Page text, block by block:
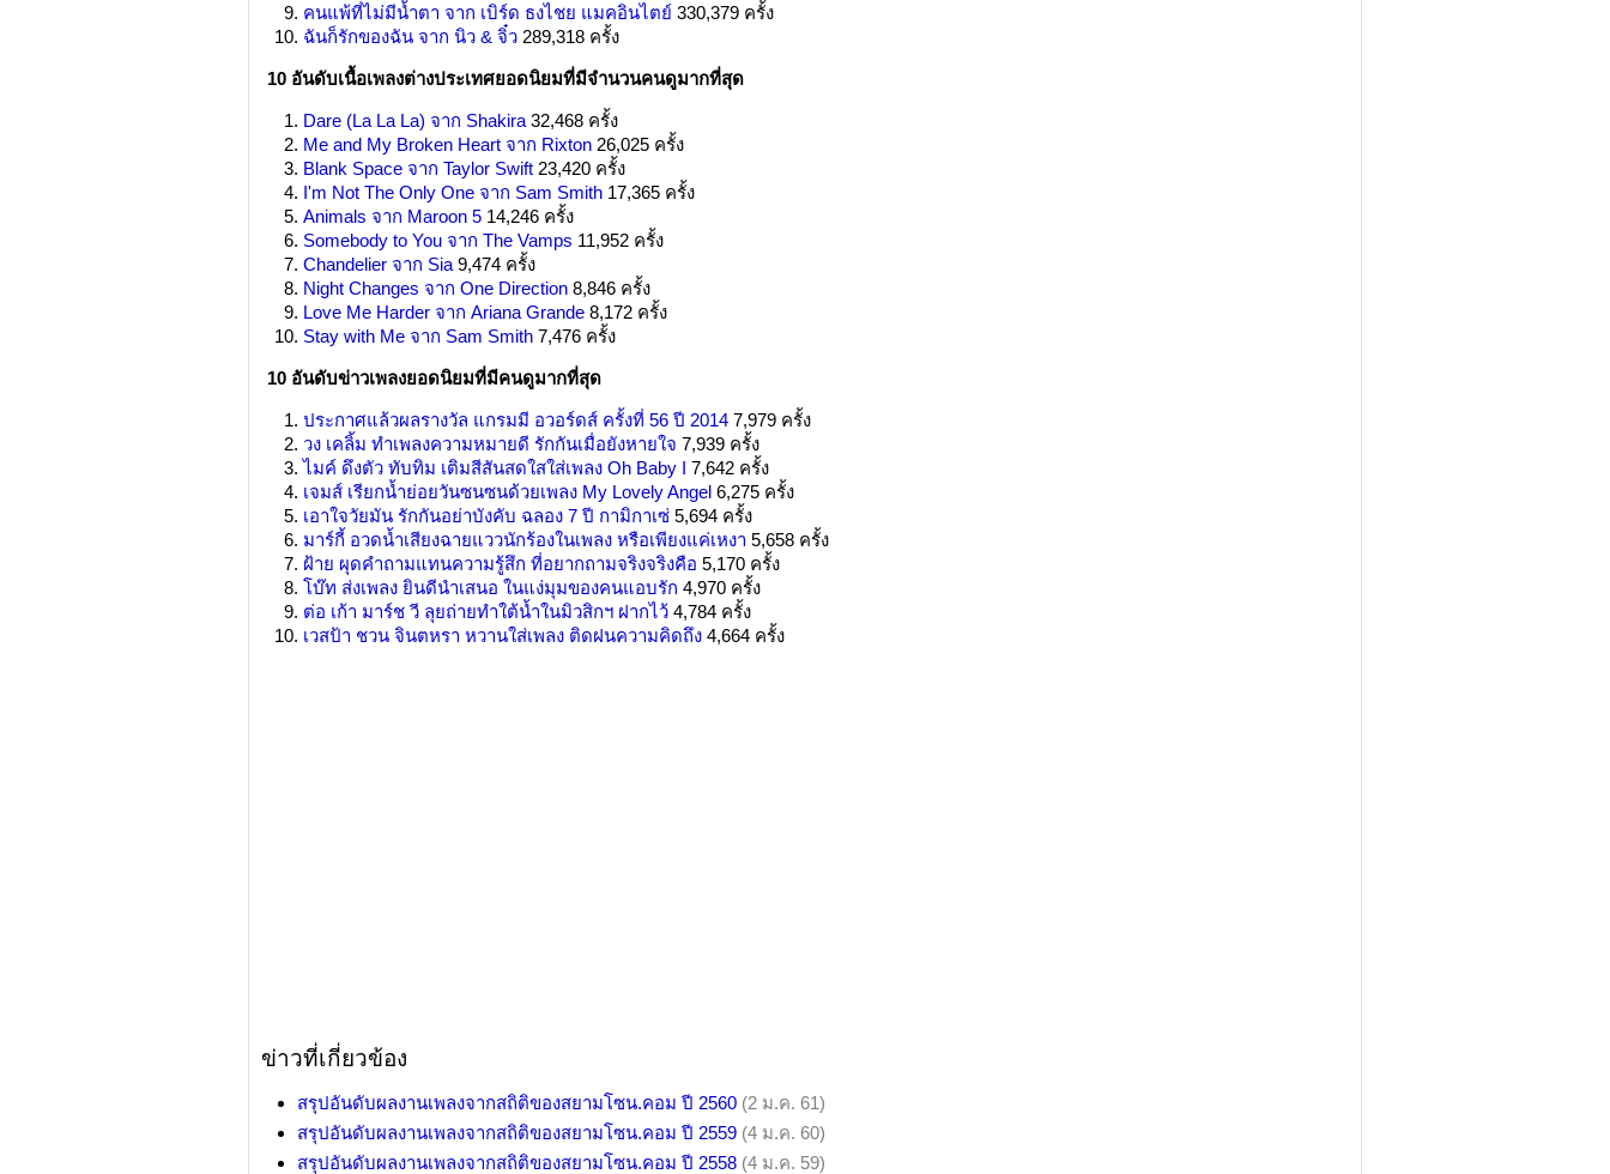
คนแพ้ที่ไม่มีน้ำตา จาก เบิร์ด ธงไชย แมคอินไตย์ 330,379 ครั้ง
ฉันก็รักของฉัน จาก นิว & จิ๋ว 289,318 ครั้ง
10 อันดับเนื้อเพลงต่างประเทศยอดนิยมที่มีจำนวนคนดูมากที่สุด
Dare (La La La) จาก Shakira 32,468 ครั้ง
Me and My Broken Heart จาก Rixton 26,025 ครั้ง
Blank Space จาก Taylor Swift 23,420 ครั้ง
I'm Not The Only One จาก Sam Smith 17,365 ครั้ง
Animals จาก Maroon 5 14,246 ครั้ง
Somebody to You จาก The Vamps 11,952 ครั้ง
Chandelier จาก Sia 9,474 ครั้ง
Night Changes จาก One Direction 8,846 ครั้ง
Love Me Harder จาก Ariana Grande 8,172 ครั้ง
Stay with Me จาก Sam Smith 7,476 ครั้ง
10 อันดับข่าวเพลงยอดนิยมที่มีคนดูมากที่สุด
ประกาศแล้วผลรางวัล แกรมมี อวอร์ดส์ ครั้งที่ 56 ปี 2014 7,979 ครั้ง
วง เคลิ้ม ทำเพลงความหมายดี รักกันเมื่อยังหายใจ 7,939 ครั้ง
ไมค์ ดึงตัว ทับทิม เติมสีสันสดใสใส่เพลง Oh Baby I 7,642 ครั้ง
เจมส์ เรียกน้ำย่อยวันซนซนด้วยเพลง My Lovely Angel 6,275 ครั้ง
เอาใจวัยมัน รักกันอย่าบังคับ ฉลอง 7 ปี กามิกาเซ่ 5,694 ครั้ง
มาร์กี้ อวดน้ำเสียงฉายแววนักร้องในเพลง หรือเพียงแค่เหงา 5,658 ครั้ง
ฝ้าย ผุดคำถามแทนความรู้สึก ที่อยากถามจริงจริงคือ 5,170 ครั้ง
โบ๊ท ส่งเพลง ยินดีนำเสนอ ในแง่มุมของคนแอบรัก 4,970 ครั้ง
ต่อ เก้า มาร์ช วี ลุยถ่ายทำใต้น้ำในมิวสิกฯ ฝากไว้ 4,784 ครั้ง
เวสป้า ชวน จินตหรา หวานใส่เพลง ติดฝนความคิดถึง 4,664 ครั้ง
ข่าวที่เกี่ยวข้อง
สรุปอันดับผลงานเพลงจากสถิติของสยามโซน.คอม ปี 2560 (2 ม.ค. 61)
สรุปอันดับผลงานเพลงจากสถิติของสยามโซน.คอม ปี 2559 (4 ม.ค. 60)
สรุปอันดับผลงานเพลงจากสถิติของสยามโซน.คอม ปี 2558 (4 ม.ค. 59)